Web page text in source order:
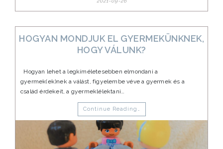
HOGYAN MONDJUK EL GYERMEKÜNKNEK,
HOGY VÁLUNK?
Hogyan lehet a legkíméletesebben elmondani a
gyermek(ek)nek a válást, figyelembe véve a gyermek és a
család érdekeit, a gyermeklélektani…
Continue Reading…